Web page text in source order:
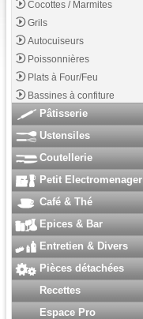
Cocottes / Marmites
Grils
Autocuiseurs
Poissonnières
Plats à Four/Feu
Bassines à confiture
Pâtisserie
Ustensiles
Coutellerie
Petit Electromenager
Café & Thé
Epices & Bar
Entretien & Divers
Pièces détachées
Recettes
Espace Pro